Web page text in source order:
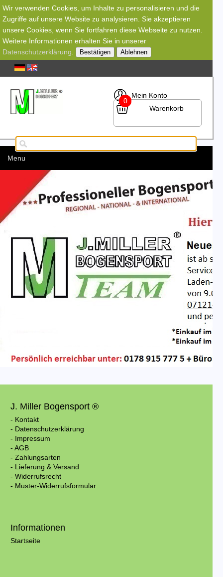
Wir verwenden Cookies, um Inhalte zu personalisieren und die
Zugriffe auf unsere Website zu analysieren. Sie akzeptieren
unsere Cookies, wenn Sie fortfahren diese Webseite zu nutzen.
Weitere Informationen erhalten Sie in unserer
Datenschutzerklärung
Bestätigen Ablehnen
Mein Konto
0
Warenkorb
Menu
J. Miller Bogensport ®
- Kontakt
- Datenschutzerklärung
- Impressum
- AGB
- Zahlungsarten
- Lieferung & Versand
- Widerrufsrecht
- Muster-Widerrufsformular
Informationen
Startseite